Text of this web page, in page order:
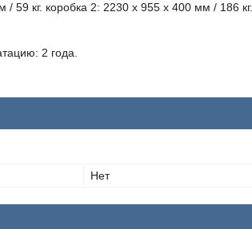
59 кг. коробка 2: 2230 x 955 x 400 мм / 186 кг.
2 года.
Нет